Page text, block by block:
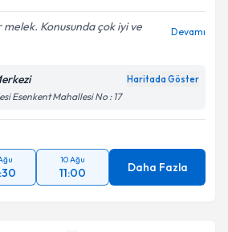
Konusunda çok iyi ve
Devamı
Haritada Göster
Esenkent Mahallesi No : 17
10 Ağu
11:00 Daha Fazla